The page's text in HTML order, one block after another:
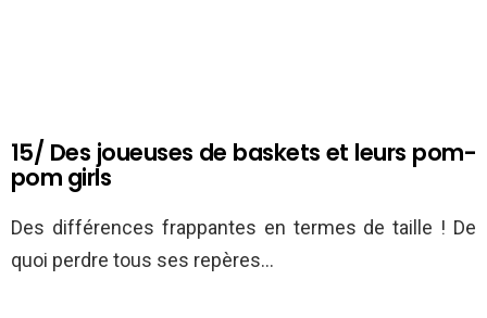
15/ Des joueuses de baskets et leurs pom-
pom girls
Des différences frappantes en termes de taille ! De
quoi perdre tous ses repères…